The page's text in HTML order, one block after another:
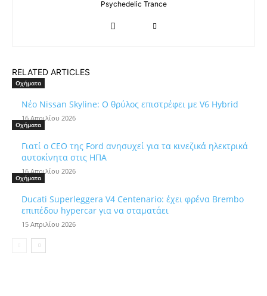
Psychedelic Trance
RELATED ARTICLES
Οχήματα
Νέο Nissan Skyline: Ο θρύλος επιστρέφει με V6 Hybrid
16 Απριλίου 2026
Οχήματα
Γιατί ο CEO της Ford ανησυχεί για τα κινεζικά ηλεκτρικά
αυτοκίνητα στις ΗΠΑ
16 Απριλίου 2026
Οχήματα
Ducati Superleggera V4 Centenario: έχει φρένα Brembo
επιπέδου hypercar για να σταματάει
15 Απριλίου 2026